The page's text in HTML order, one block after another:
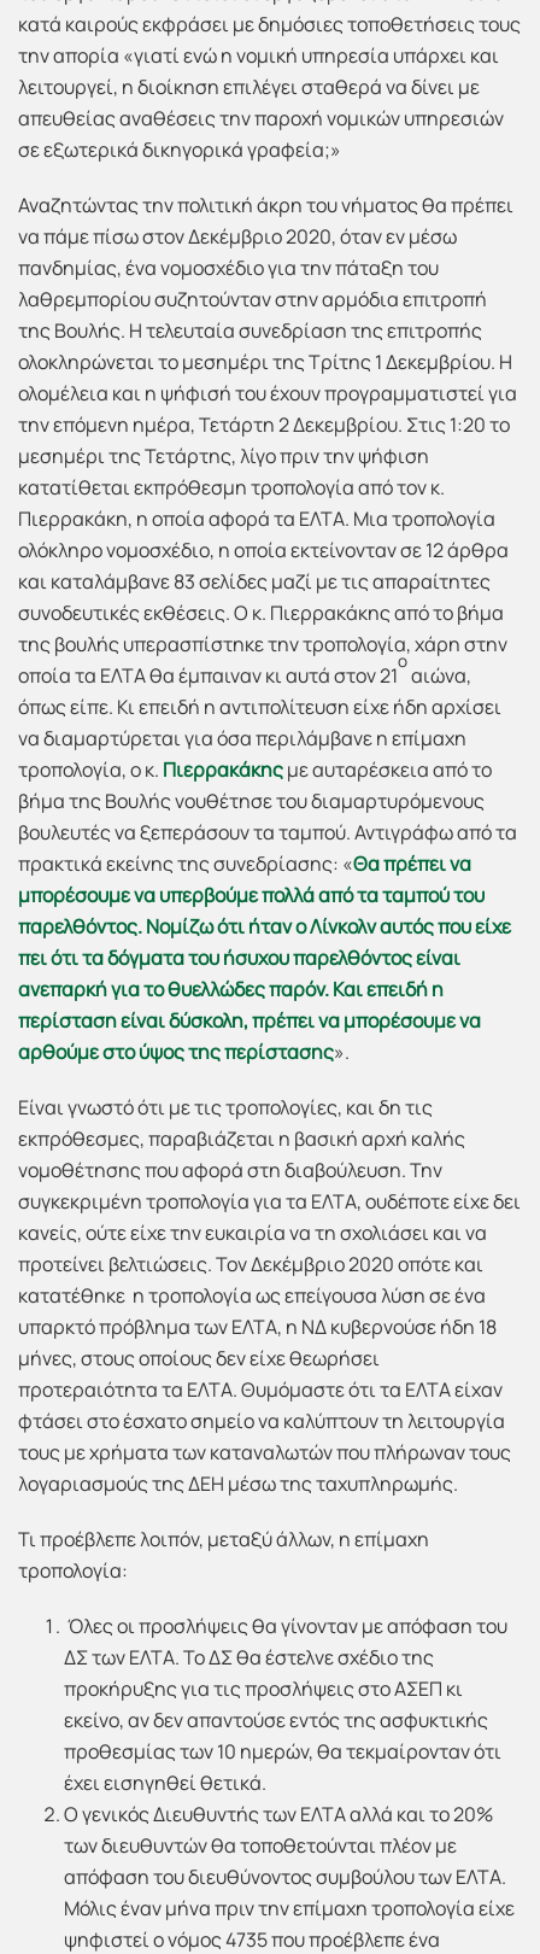
κατά καιρούς εκφράσει με δημόσιες τοποθετήσεις τους
την απορία «γιατί ενώ η νομική υπηρεσία υπάρχει και
λειτουργεί, η διοίκηση επιλέγει σταθερά να δίνει με
απευθείας αναθέσεις την παροχή νομικών υπηρεσιών
σε εξωτερικά δικηγορικά γραφεία;»
Αναζητώντας την πολιτική άκρη του νήματος θα πρέπει
να πάμε πίσω στον Δεκέμβριο 2020, όταν εν μέσω
πανδημίας, ένα νομοσχέδιο για την πάταξη του
λαθρεμπορίου συζητούνταν στην αρμόδια επιτροπή
της Βουλής. Η τελευταία συνεδρίαση της επιτροπής
ολοκληρώνεται το μεσημέρι της Τρίτης 1 Δεκεμβρίου. Η
ολομέλεια και η ψήφισή του έχουν προγραμματιστεί για
την επόμενη ημέρα, Τετάρτη 2 Δεκεμβρίου. Στις 1:20 το
μεσημέρι της Τετάρτης, λίγο πριν την ψήφιση
κατατίθεται εκπρόθεσμη τροπολογία από τον κ.
Πιερρακάκη, η οποία αφορά τα ΕΛΤΑ. Μια τροπολογία
ολόκληρο νομοσχέδιο, η οποία εκτείνονταν σε 12 άρθρα
και καταλάμβανε 83 σελίδες μαζί με τις απαραίτητες
συνοδευτικές εκθέσεις. Ο κ. Πιερρακάκης από το βήμα
της βουλής υπερασπίστηκε την τροπολογία, χάρη στην
οποία τα ΕΛΤΑ θα έμπαιναν κι αυτά στον 21
ο
αιώνα,
όπως είπε. Κι επειδή η αντιπολίτευση είχε ήδη αρχίσει
να διαμαρτύρεται για όσα περιλάμβανε η επίμαχη
τροπολογία, ο κ. Πιερρακάκηςμε αυταρέσκεια από το
βήμα της Βουλής νουθέτησε του διαμαρτυρόμενους
βουλευτές να ξεπεράσουν τα ταμπού. Αντιγράφω από τα
πρακτικά εκείνης της συνεδρίασης: «Θα πρέπει να
μπορέσουμε να υπερβούμε πολλά από τα ταμπού του
παρελθόντος. Νομίζω ότι ήταν ο Λίνκολν αυτός που είχε
πει ότι τα δόγματα του ήσυχου παρελθόντος είναι
ανεπαρκή για το θυελλώδες παρόν. Και επειδή η
περίσταση είναι δύσκολη, πρέπει να μπορέσουμε να
αρθούμε στο ύψος της περίστασης».
Είναι γνωστό ότι με τις τροπολογίες, και δη τις
εκπρόθεσμες, παραβιάζεται η βασική αρχή καλής
νομοθέτησης που αφορά στη διαβούλευση. Την
συγκεκριμένη τροπολογία για τα ΕΛΤΑ, ουδέποτε είχε δει
κανείς, ούτε είχε την ευκαιρία να τη σχολιάσει και να
προτείνει βελτιώσεις. Τον Δεκέμβριο 2020 οπότε και
κατατέθηκε η τροπολογία ως επείγουσα λύση σε ένα
υπαρκτό πρόβλημα των ΕΛΤΑ, η ΝΔ κυβερνούσε ήδη 18
μήνες, στους οποίους δεν είχε θεωρήσει
προτεραιότητα τα ΕΛΤΑ. Θυμόμαστε ότι τα ΕΛΤΑ είχαν
φτάσει στο έσχατο σημείο να καλύπτουν τη λειτουργία
τους με χρήματα των καταναλωτών που πλήρωναν τους
λογαριασμούς της ΔΕΗ μέσω της ταχυπληρωμής.
Τι προέβλεπε λοιπόν, μεταξύ άλλων, η επίμαχη
τροπολογία:
Όλες οι προσλήψεις θα γίνονταν με απόφαση του
ΔΣ των ΕΛΤΑ. Το ΔΣ θα έστελνε σχέδιο της
προκήρυξης για τις προσλήψεις στο ΑΣΕΠ κι
εκείνο, αν δεν απαντούσε εντός της ασφυκτικής
προθεσμίας των 10 ημερών, θα τεκμαίρονταν ότι
έχει εισηγηθεί θετικά.
Ο γενικός Διευθυντής των ΕΛΤΑ αλλά και το 20%
των διευθυντών θα τοποθετούνται πλέον με
απόφαση του διευθύνοντος συμβούλου των ΕΛΤΑ.
Μόλις έναν μήνα πριν την επίμαχη τροπολογία είχε
ψηφιστεί ο νόμος 4735 που προέβλεπε ένα